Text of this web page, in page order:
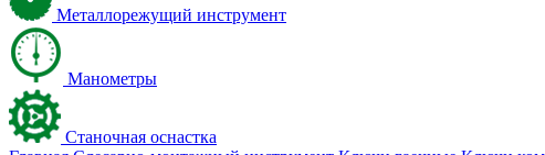
Металлорежущий инструмент
Манометры
Станочная оснастка